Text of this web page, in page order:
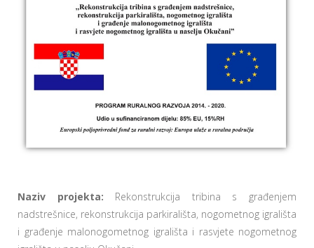
Naziv projekta: Rekonstrukcija tribina s građenjem
nadstrešnice, rekonstrukcija parkirališta, nogometnog igrališta
i građenje malonogometnog igrališta i rasvjete nogometnog